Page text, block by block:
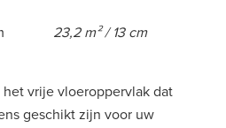
23,2 m² / 13 cm
vrije vloeroppervlak dat
geschikt zijn voor uw